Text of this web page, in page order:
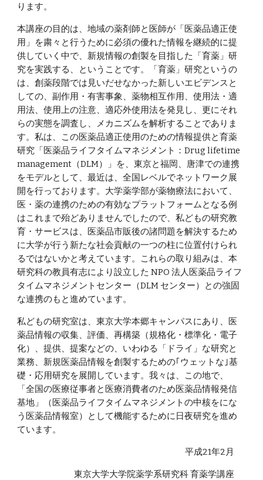
ります。
本講座の目的は、地域の薬剤師と医師が「医薬品適正使
用」を粛々と行うために必須の優れた情報を継続的に提
供していく中で、新規情報の創製を目指した「育薬」研
究を実践する、ということです。「育薬」研究というの
は、創薬段階では見いだせなかった新しいエビデンスと
しての、副作用・有害事象、薬物相互作用、使用法・適
用法、使用上の注意、適応外使用法を発見し、更にそれ
らの実態を調査し、メカニズムを解析することでありま
す。私は、この医薬品適正使用のための情報提供と育薬
研究「医薬品ライフタイムマネジメント：Drug lifetime
management（DLM）」を、東京と福岡、唐津での連携
をモデルとして、最近は、全国レベルでネットワーク展
開を行っております。大学薬学部が薬物療法において、
医・薬の連携のための有効なプラットフォームとなる例
はこれまで殆どありませんでしたので、私どもの研究教
育・サービスは、医薬品市販後の諸問題を解決するため
に大学が行う新たな社会貢献の一つの柱に位置付けられ
るではないかと考えています。これらの取り組みは、本
研究科の教員有志により設立した NPO 法人医薬品ライフ
タイムマネジメントセンター（DLM センター）との強固
な連携のもと進めています。
私どもの研究室は、東京大学本郷キャンパスにあり、医
薬品情報の収集、評価、再構築（規格化・標準化・電子
化）、提供、提案などの、いわゆる「ドライ」な研究と
業務、新規医薬品情報を創製するための｢ウェットな｣基
礎・応用研究を展開しています。我々は、この地で、
「全国の医療従事者と医療消費者のため医薬品情報発信
基地」（医薬品ライフタイムマネジメントの中核をにな
う医薬品情報室）として機能するために日夜研究を進め
ています。
平成21年2月
東京大学大学院薬学系研究科 育薬学講座